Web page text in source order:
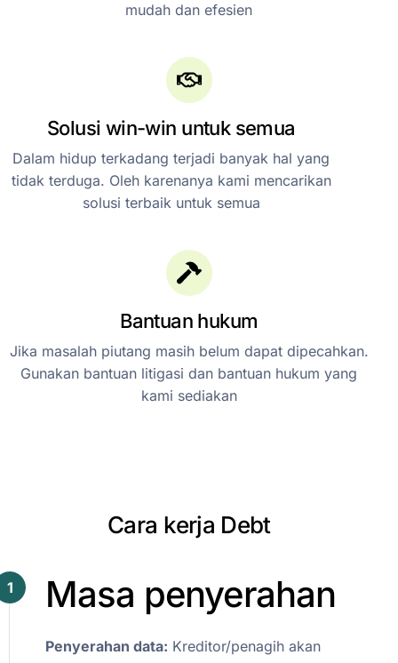
mudah dan efesien
Solusi win-win untuk semua
Dalam hidup terkadang terjadi banyak hal yang
tidak terduga. Oleh karenanya kami mencarikan
solusi terbaik untuk semua
Bantuan hukum
Jika masalah piutang masih belum dapat dipecahkan.
Gunakan bantuan litigasi dan bantuan hukum yang
kami sediakan
Cara kerja Debt
Masa penyerahan
1
Penyerahan data: Kreditor/penagih akan